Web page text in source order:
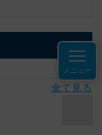
メニュー
全て見る